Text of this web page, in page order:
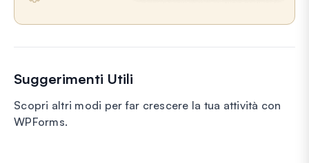
Suggerimenti Utili
Scopri altri modi per far crescere la tua attività con
WPForms.